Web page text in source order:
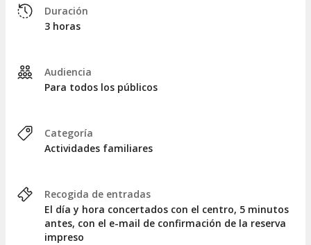
llegado. Todo cobrará más sentido y veréis cuánto habéis
aprendido mientras disfrutabais de
Incluye:
Seguros
Material colectivo de seguridad
Comida
Recuerda:
Duración
3 horas
Audiencia
Para todos los públicos
Categoría
Actividades familiares
Recogida de entradas
El día y hora concertados con el centro, 5 minutos
antes, con el e-mail de confirmación de la reserva
impreso